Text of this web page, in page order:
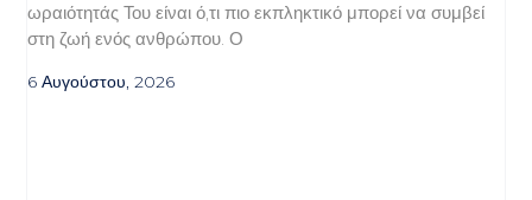
ωραιότητάς Του είναι ό,τι πιο εκπληκτικό μπορεί να συμβεί
στη ζωή ενός ανθρώπου. Ο
6 Αυγούστου, 2026